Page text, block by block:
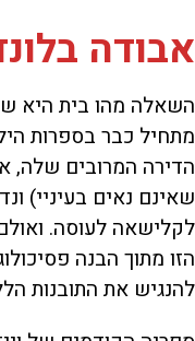
אבודה
השאלה מהו בית היא
מתחיל כבר בספרות
הדירה המרובים שלה,
שאינם נאים בעיניי)
לקלישאה לעוסה.
הזו מתוך הבנה
להנגיש את התובנות